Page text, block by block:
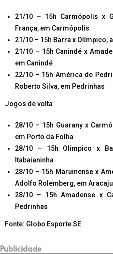
21/10 – 15h Carmópolis x
França, em Carmópolis
21/10 – 15h Barra x Olímpico,
21/10 – 15h Canindé x
em Canindé
22/10 – 15h América de
Roberto Silva, em Pedrinhas
Jogos de volta
28/10 – 15h Guarany x
em Porto da Folha
28/10 – 15h Olímpico x
Itabaianinha
28/10 – 15h Maruinense x
Adolfo Rolemberg, em Aracaju
28/10 – 15h Amadense x
Pedrinhas
Fonte: Globo Esporte SE
Publicidade